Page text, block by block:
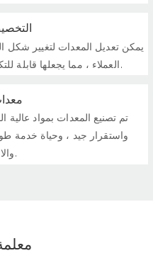
يمكن تعديل المعدات لتغيير شكل
العملاء ، مما يجعلها قابلة للتكيف مع قطاعات السوق المختلفة.
تم تصنيع المعدات بمواد عالية
واستقرار جيد ، وحياة خدمة
والاستبدال.